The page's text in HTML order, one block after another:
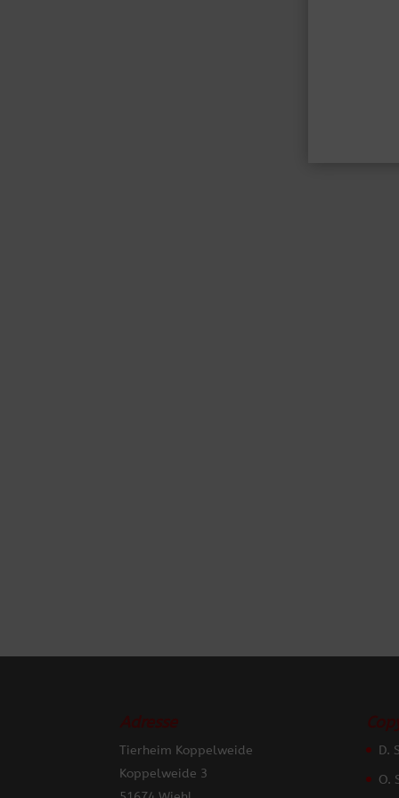
Tierheim Koppelweide
Koppelweide 3
D.
O.